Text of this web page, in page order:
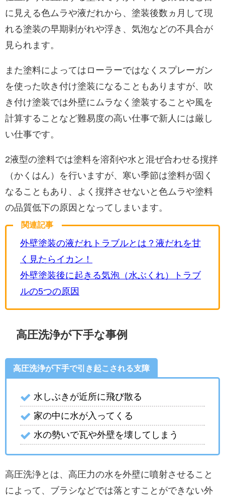
に見える色ムラや液だれから、塗装後数ヵ月して現
れる塗装の早期剥がれや浮き、気泡などの不具合が
見られます。
また塗料によってはローラーではなくスプレーガン
を使った吹き付け塗装になることもありますが、吹
き付け塗装では外壁にムラなく塗装することや風を
計算することなど難易度の高い仕事で新人には厳し
い仕事です。
2液型の塗料では塗料を溶剤や水と混ぜ合わせる撹拌
（かくはん）を行いますが、寒い季節は塗料が固く
なることもあり、よく撹拌させないと色ムラや塗料
の品質低下の原因となってしまいます。
関連記事
外壁塗装の液だれトラブルとは？液だれを甘
く見たらイカン！
外壁塗装後に起きる気泡（水ぶくれ）トラブ
ルの5つの原因
高圧洗浄が下手な事例
高圧洗浄が下手で引き起こされる支障
水しぶきが近所に飛び散る
家の中に水が入ってくる
水の勢いで瓦や外壁を壊してしまう
高圧洗浄とは、高圧力の水を外壁に噴射させること
によって、ブラシなどでは落とすことができない外